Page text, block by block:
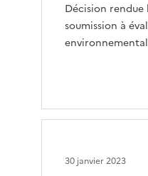
Décision rendue
soumission à
30 janvier 2023